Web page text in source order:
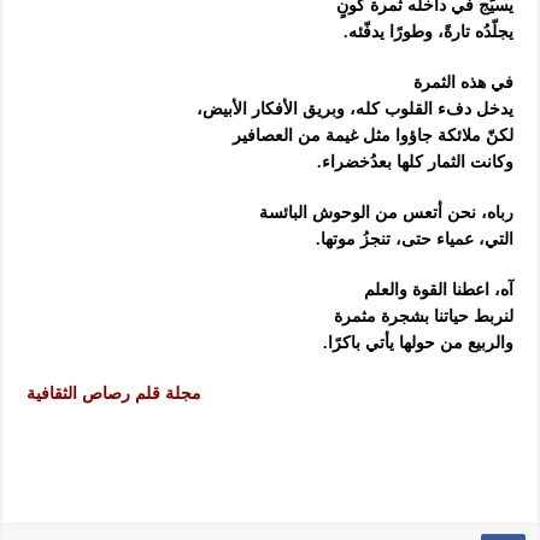
يسيّج في داخله ثمرة كونٍ
يجلّدُه تارةً، وطورًا يدفّئه.
في هذه الثمرة
يدخل دفء القلوب كله، وبريق الأفكار الأبيض،
لكنّ ملائكة جاؤوا مثل غيمة من العصافير
وكانت الثمار كلها بعدُخضراء.
رباه، نحن أتعس من الوحوش البائسة
التي، عمياء حتى، تنجزُ موتها.
آه، اعطنا القوة والعلم
لنربط حياتنا بشجرة مثمرة
والربيع من حولها يأتي باكرًا.
مجلة قلم رصاص الثقافية